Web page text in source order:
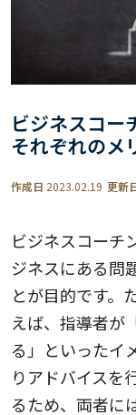
ビジネスコー
それぞれのメ
作成日 2023.02.19 更新
ビジネスコーチ
ジネスにある問
とが目的です。
えば、指導者が
る」といったイ
りアドバイスを
るため、両者に